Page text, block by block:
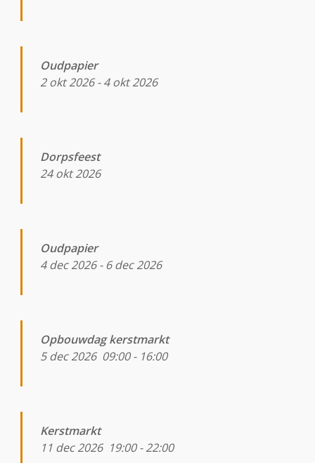
Oudpapier
2 okt 2026-4 okt 2026
Dorpsfeest
24 okt 2026
Oudpapier
4 dec 2026- 6 dec 2026
Opbouwdag kerstmarkt
5 dec 2026 09:00- 16:00
Kerstmarkt
11 dec 2026 19:00-22:00